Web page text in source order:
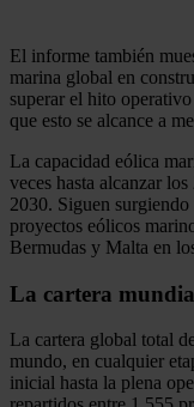
El informe también
marina global en
superar el hito
que esto se alcance a
La capacidad eólica
veces hasta alcanzar
2030. Siguen
proyectos eólicos
Bermudas y Malta en
La cartera
La cartera global total
mundo, en cualquier
inicial hasta la plena